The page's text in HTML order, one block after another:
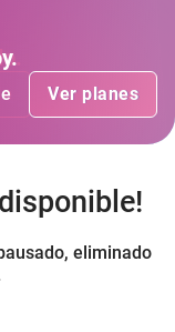
.
Ver planes
.
Ver planes
eliminado